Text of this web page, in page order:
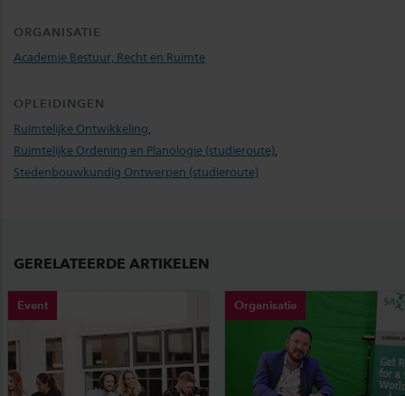
ORGANISATIE
Academie Bestuur, Recht en Ruimte
OPLEIDINGEN
Ruimtelijke Ontwikkeling
Ruimtelijke Ordening en Planologie (studieroute)
Stedenbouwkundig Ontwerpen (studieroute)
GERELATEERDE ARTIKELEN
Event Organisatie